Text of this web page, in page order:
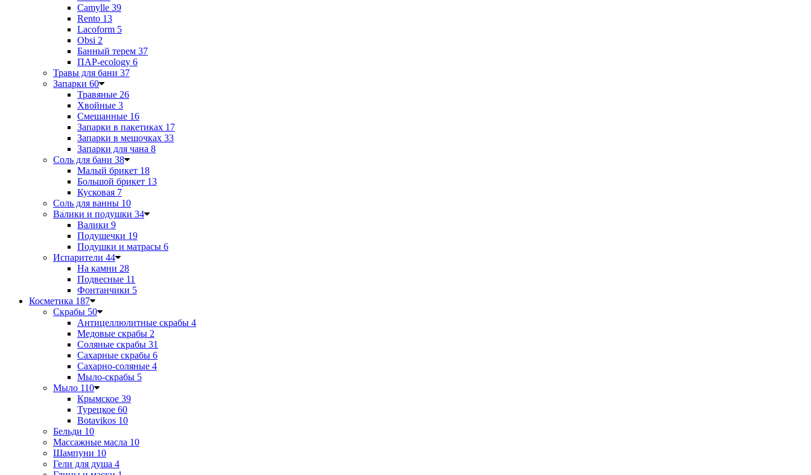
Camylle 39
Rento 13
Lacoform 5
Obsi 2
Банный терем 37
ПАР-ecology 6
Травы для бани 37
Запарки 60
Травяные 26
Хвойные 3
Смешанные 16
Запарки в пакетиках 17
Запарки в мешочках 33
Запарки для чана 8
Соль для бани 38
Малый брикет 18
Большой брикет 13
Кусковая 7
Соль для ванны 10
Валики и подушки 34
Валики 9
Подушечки 19
Подушки и матрасы 6
Испарители 44
На камни 28
Подвесные 11
Фонтанчики 5
Косметика 187
Скрабы 50
Антицеллюлитные скрабы 4
Медовые скрабы 2
Соляные скрабы 31
Сахарные скрабы 6
Сахарно-соляные 4
Мыло-скрабы 5
Мыло 110
Крымское 39
Турецкое 60
Botavikos 10
Бельди 10
Массажные масла 10
Шампуни 10
Гели для душа 4